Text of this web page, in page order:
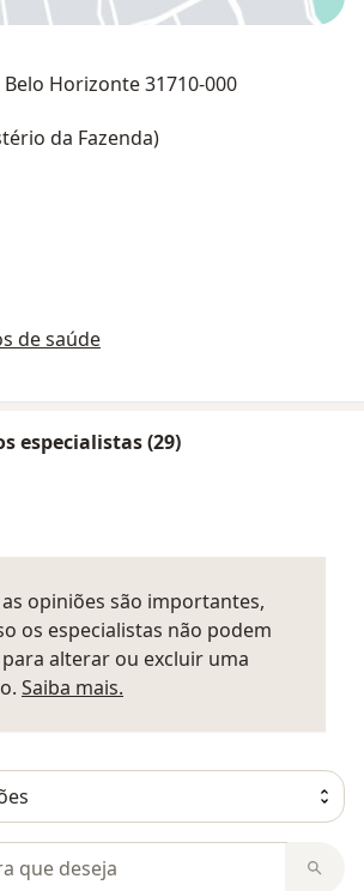
Belo Horizonte 31710-000
da Fazenda)
de saúde
especialistas (29)
as opiniões são importantes,
os especialistas não podem
alterar ou excluir uma
Saiba mais.